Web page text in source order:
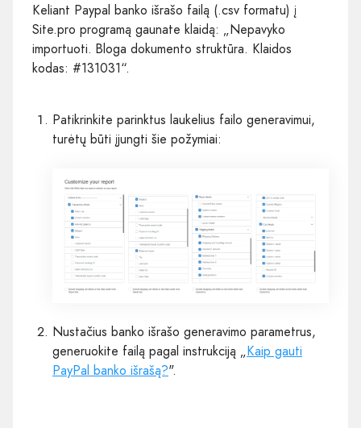
Keliant Paypal banko išrašo failą (.csv formatu) į
Site.pro programą gaunate klaidą: „Nepavyko
importuoti. Bloga dokumento struktūra. Klaidos
kodas: #131031“.
Patikrinkite parinktus laukelius failo generavimui,
turėtų būti įjungti šie požymiai:
Nustačius banko išrašo generavimo parametrus,
generuokite failą pagal instrukciją „Kaip gauti
PayPal banko išrašą?".